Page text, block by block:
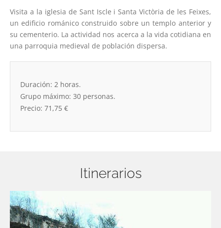
Visita a la iglesia de Sant Iscle i Santa Victòria de les Feixes,
un edificio románico construido sobre un templo anterior y
su cementerio. La actividad nos acerca a la vida cotidiana en
una parroquia medieval de población dispersa.
Duración: 2 horas.
Grupo máximo: 30 personas.
Precio: 71,75 €
Itinerarios